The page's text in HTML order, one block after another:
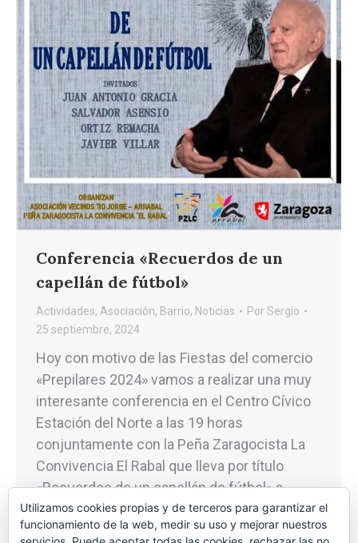
Conferencia «Recuerdos de un
capellán de fútbol»
Actividades, Asociación, Barrio, Noticias PorSergio
25 septiembre, 2024
Hoy con motivo de las Fiestas del comercio
«Prepilares 2024» vamos a realizar una muy
interesante conferencia en el Centro Cívico
Estación del Norte a las 19 horas
conjuntamente con la Peña Zaragocista La
Convivencia El Rabal que lleva por título
«Recuerdos de un capellán de fútbol» a
cargo de Juan Antonio Gracia, capellán del…
Utilizamos cookies propias y de terceros para garantizar el
funcionamiento de la web, medir su uso y mejorar nuestros